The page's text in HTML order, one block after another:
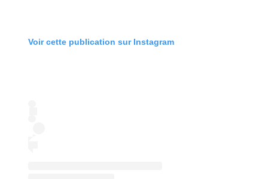
Voir cette publication sur Instagram